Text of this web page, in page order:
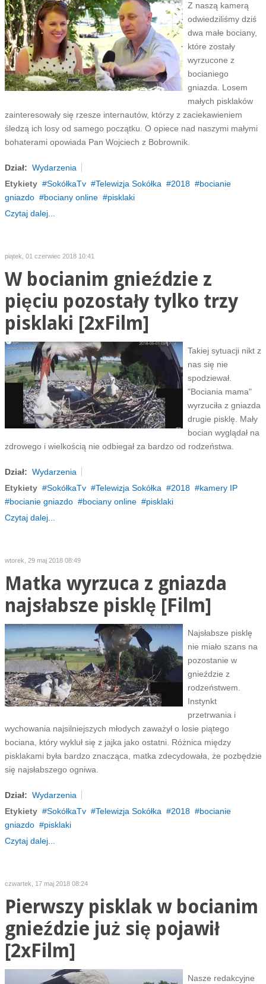
Z naszą kamerą
odwiedziliśmy dziś
dwa małe bociany,
które zostały
wyrzucone z
bocianiego
gniazda. Losem
małych pisklaków
zainteresowały się rzesze internautów, którzy z zaciekawieniem
śledzą ich losy od samego początku. O opiece nad naszymi małymi
bohaterami opowiada Pan Wojciech z Bobrownik.
Dział: Wydarzenia
Etykiety
SokółkaTv Telewizja Sokółka 2018
bocianie
gniazdo
bociany online
pisklaki
Czytaj dalej...
piątek, 01 czerwiec 2018 10:41
W bocianim gnieździe z
pięciu pozostały tylko trzy
pisklaki [2xFilm]
Takiej sytuacji nikt z
nas się nie
spodziewał.
"Bociania mama"
wyrzuciła z gniazda
drugie pisklę. Mały
bocian wyglądał na
zdrowego i wielkością nie odbiegał za bardzo od rodzeństwa.
Dział: Wydarzenia
Etykiety
SokółkaTv Telewizja Sokółka 2018
kamery IP
bocianie gniazdo
bociany online
pisklaki
Czytaj dalej...
wtorek, 29 maj 2018 08:49
Matka wyrzuca z gniazda
najsłabsze pisklę [Film]
Najsłabsze pisklę
nie miało szans na
pozostanie w
gnieździe z
rodzeństwem.
Instynkt
przetrwania i
wychowania najsilniejszych młodych zaważył o losie piątego
bociana, który wykluł się z jajka jako ostatni. Różnica między
pisklakami była bardzo znacząca, matka zdecydowała, że pozbędzie
się najsłabszego ogniwa.
Dział: Wydarzenia
Etykiety
SokółkaTv Telewizja Sokółka 2018
bocianie
gniazdo
pisklaki
Czytaj dalej...
czwartek, 17 maj 2018 08:24
Pierwszy pisklak w bocianim
gnieździe już się pojawił
[2xFilm]
Nasze redakcyjne